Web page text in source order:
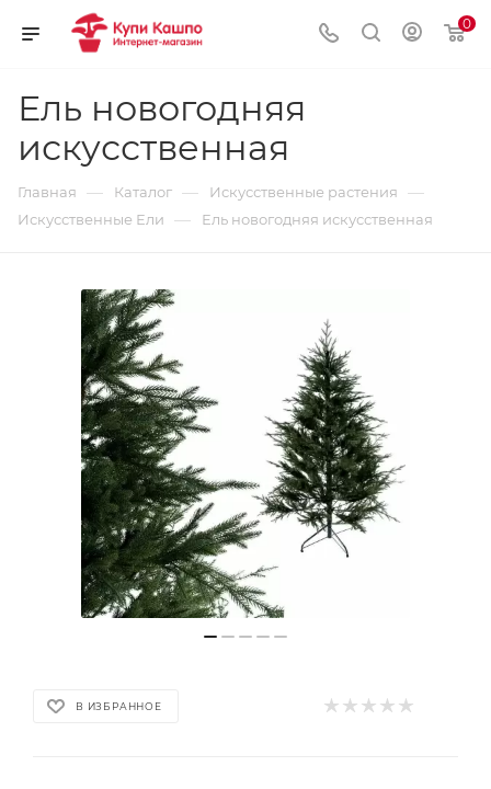
0
Ель новогодняя
искусственная
Главная — Каталог — Искусственные растения —
Искусственные Ели — Ель новогодняя искусственная
В ИЗБРАННОЕ